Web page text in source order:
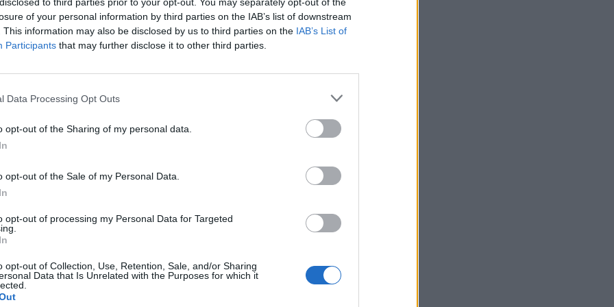
of your personal information by third parties on the IAB’s list of downstream
This information may also be disclosed by us to third parties on the IAB’s List of
Participants that may further disclose it to other third parties.
Data Processing Opt Outs
opt-out of the Sharing of my personal data.
opt-out of the Sale of my Personal Data.
opt-out of processing my Personal Data for Targeted
opt-out of Collection, Use, Retention, Sale, and/or Sharing
Data that Is Unrelated with the Purposes for which it
a hazai blue chipek közül.
a választ a befektetőket leginkább foglalkoztató kérdésekre. Meddig tarthat az AI-
évek nyertesei, mire számíthatunk a részvény-, kötvény-, nyersanyag- és
portfolio.hu hírarchívumához tartozik, melynek olvasása előfizetéses
tartalmazza:
cikkarchívum